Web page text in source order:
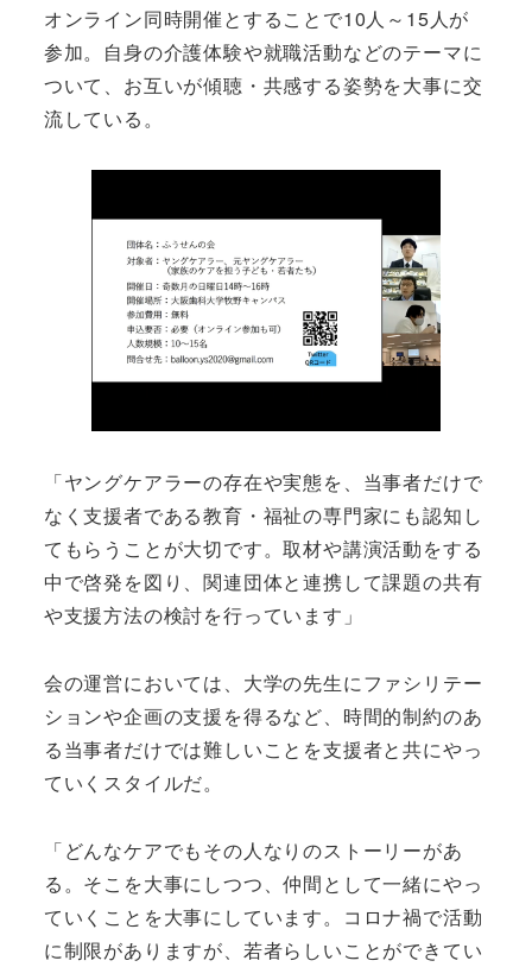
オンライン同時開催とすることで10人～15人が
参加。自身の介護体験や就職活動などのテーマに
ついて、お互いが傾聴・共感する姿勢を大事に交
流している。
「ヤングケアラーの存在や実態を、当事者だけで
なく支援者である教育・福祉の専門家にも認知し
てもらうことが大切です。取材や講演活動をする
中で啓発を図り、関連団体と連携して課題の共有
や支援方法の検討を行っています」
会の運営においては、大学の先生にファシリテー
ションや企画の支援を得るなど、時間的制約のあ
る当事者だけでは難しいことを支援者と共にやっ
ていくスタイルだ。
「どんなケアでもその人なりのストーリーがあ
る。そこを大事にしつつ、仲間として一緒にやっ
ていくことを大事にしています。コロナ禍で活動
に制限がありますが、若者らしいことができてい